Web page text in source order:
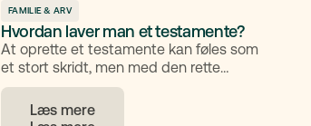
FAMILIE & ARV
Hvordan laver man et testamente?
At oprette et testamente kan føles som
et stort skridt, men med den rette
vejledning bliver processen overskuelig.
Her får du en lavpraktisk guide til,
hvordan du laver et testamente, hvad du
Læs mere